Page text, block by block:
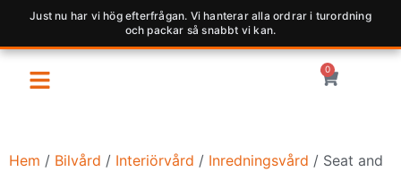
Just nu har vi hög efterfrågan. Vi hanterar alla ordrar i turordning
och packar så snabbt vi kan.
0
Hem / Bilvård / Interiörvård / Inredningsvård / Seat and